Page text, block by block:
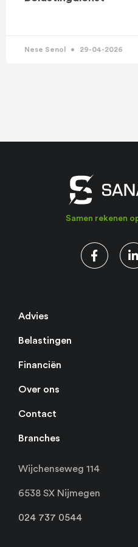
Nese Senol 29-04-2026
Samen rekenen
Advies
Belastingen
Financiën
Over ons
Contact
Branches
Wijchenseweg 114
6538 SX Nijmegen
024 737 0544